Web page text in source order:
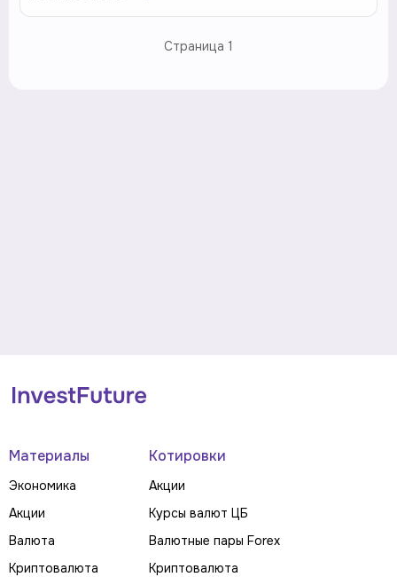
Страница 1
Материалы
Экономика
Акции
Валюта
Криптовалюта
Котировки
Акции
Курсы валют ЦБ
Валютные пары Forex
Криптовалюта